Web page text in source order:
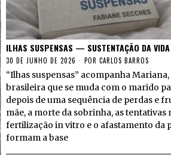
ILHAS SUSPENSAS — SUSTENTAÇÃO DA VIDA
30 DE JUNHO DE 2026 POR CARLOS BARROS
“Ilhas suspensas” acompanha
brasileira que se muda com o marido
depois de uma sequência de perdas e
mãe, a morte da sobrinha, as tentativas
fertilização in vitro e o afastamento da
formam a base